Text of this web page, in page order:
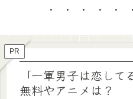
PR
「一軍男子は恋し
無料やアニメは？